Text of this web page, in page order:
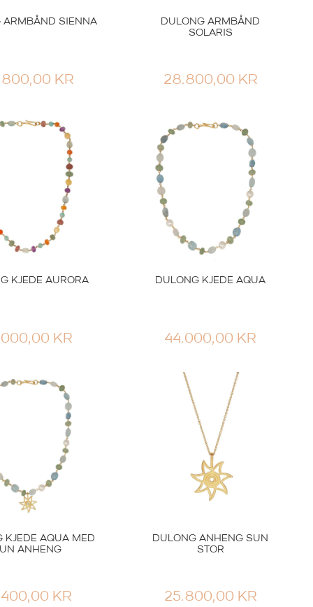
ARMBÅND SIENNA
KR
DULONG ARMBÅND
SOLARIS
28.800,00 KR
KJEDE AURORA
KR
DULONG KJEDE AQUA
44.000,00 KR
KJEDE AQUA MED
ANHENG
KR
DULONG ANHENG SUN
STOR
25.800,00 KR